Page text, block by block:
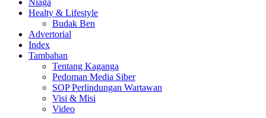
Niaga
Healty & Lifestyle
Budak Ben
Advertorial
Index
Tambahan
Tentang Kaganga
Pedoman Media Siber
SOP Perlindungan Wartawan
Visi & Misi
Video